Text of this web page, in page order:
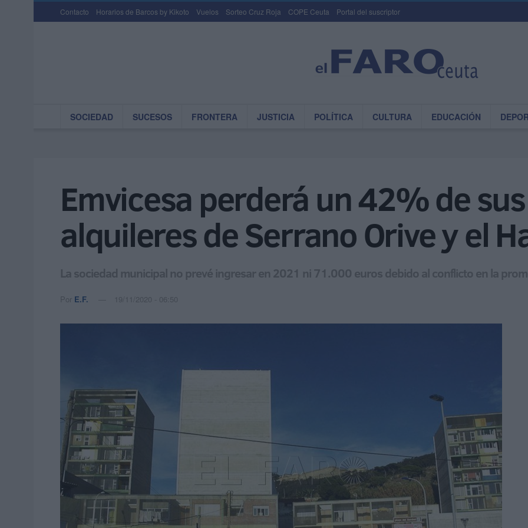
Contacto Horarios de Barcos by Kikoto Vuelos Sorteo Cruz Roja COPE Ceuta Portal del suscriptor
SOCIEDAD SUCESOS FRONTERA JUSTICIA POLÍTICA CULTURA EDUCACIÓN
Emvicesa perderá un 42% de
alquileres de Serrano Orive y el
La sociedad municipal no prevé ingresar en 2021 ni 71.000 euros debido al conflicto en la
Por E.F. 19/11/2020 - 06:50